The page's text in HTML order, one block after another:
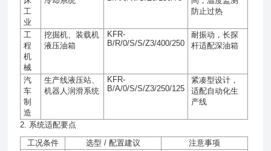
工
业
防止过热
工
程
机
械
挖掘机、装载机
液压油箱
KFR-
B/R/0/S/S/Z3/400/250
耐振动，长探
杆适配深油箱
汽
车
制
造
生产线液压站、
机器人润滑系统
KFR-
B/A/0/S/S/Z3/250/125
紧凑型设计，
适配自动化生
产线
2. 系统适配要点
工况条件
选型 /配置建议
注意事项